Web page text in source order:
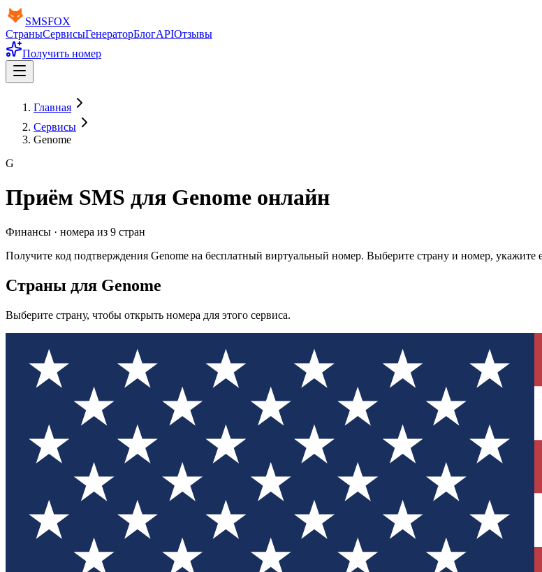
SMSFOX
СтраныСервисыГенераторБлогAPIОтзывы
Получить номер
Главная
Сервисы
Genome
G
Приём SMS для Genome онлайн
Финансы · номера из 9 стран
Получите код подтверждения Genome на бесплатный виртуальный номер. Выберите страну и номер, укажите
Страны для Genome
Выберите страну, чтобы открыть номера для этого сервиса.